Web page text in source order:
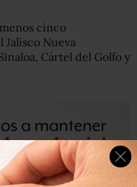
cinco
Nueva
Cártel del Golfo y